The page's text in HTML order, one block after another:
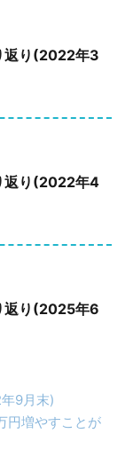
返り(2022年3
返り(2022年4
返り(2025年6
9月末)
円増やすことが